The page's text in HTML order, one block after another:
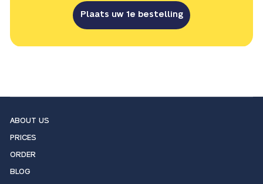
Plaats uw 1e bestelling
ABOUT US
PRICES
ORDER
BLOG